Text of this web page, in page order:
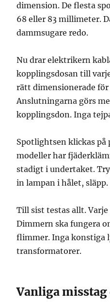
dimension. De flesta
68 eller 83 millimeter.
dammsugare redo.
Nu drar elektrikern
kopplingsdosan till
rätt dimensionerade
Anslutningarna görs
kopplingsdon. Inga
Spotlightsen klickas på
modeller har
stadigt i undertaket.
in lampan i hålet,
Till sist testas allt. Varje
Dimmern ska fungera
flimmer. Inga konstiga
transformatorer.
Vanliga